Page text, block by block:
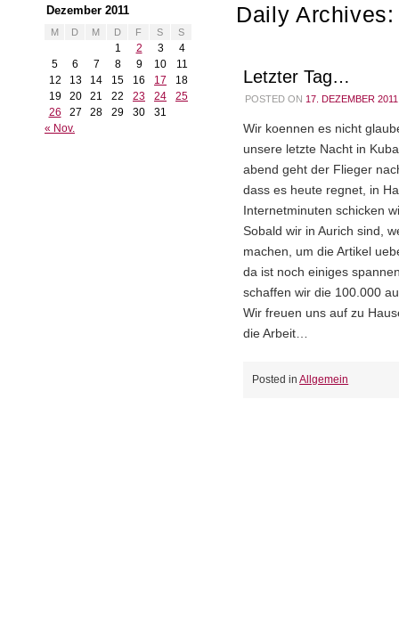
Daily
Letzter Tag…
POSTED ON 17. DEZEMBER 2011
Wir koennen es nicht
unsere letzte Nacht in
abend geht der Flieger
dass es heute regnet, in
Internetminuten schicken
Sobald wir in Aurich sind,
machen, um die Artikel
da ist noch einiges
schaffen wir die 100.000
Wir freuen uns auf zu
die Arbeit…
Posted in Allgemein
Dezember 2011
M D M D F S S
1 2 3
4
5
6 7 8 9 10
11
12
13 14 15 16 17
18
19
20 21 22 23 24
25
26
27 28 29 30
31
« Nov.